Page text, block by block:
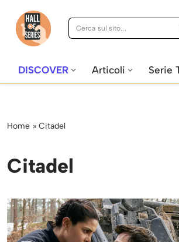
Vai
DISCOVER Articoli Serie
Home » Citadel
Citadel